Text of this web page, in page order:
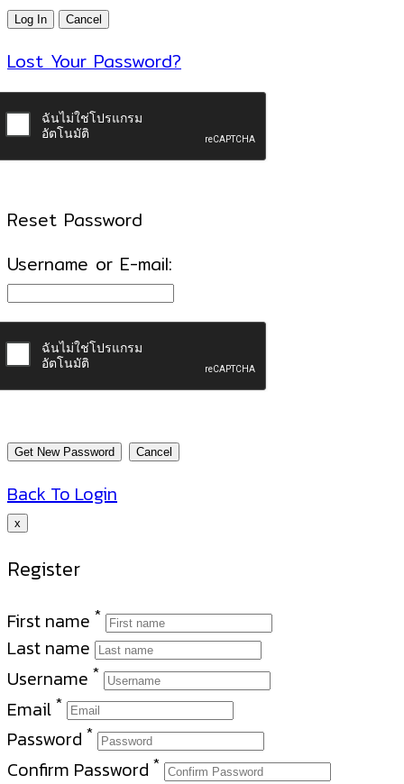
Lost Your Password?
Reset Password
Username or E-mail:
Back To Login
x
Register
First name *
Last name
Username *
Email *
Password *
Confirm Password *